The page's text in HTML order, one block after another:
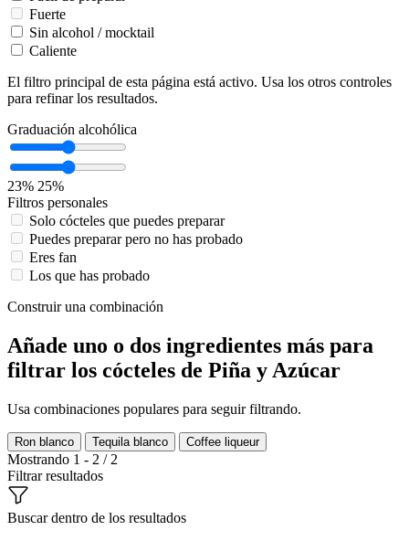
Fuerte
Sin alcohol / mocktail
Caliente
El filtro principal de esta página está activo. Usa los otros controles
para refinar los resultados.
Graduación alcohólica
23% 25%
Filtros personales
Solo cócteles que puedes preparar
Puedes preparar pero no has probado
Eres fan
Los que has probado
Construir una combinación
Añade uno o dos ingredientes más para
filtrar los cócteles de Piña y Azúcar
Usa combinaciones populares para seguir filtrando.
Ron blanco Tequila blanco Coffee liqueur
Mostrando 1 - 2 / 2
Filtrar resultados
Buscar dentro de los resultados